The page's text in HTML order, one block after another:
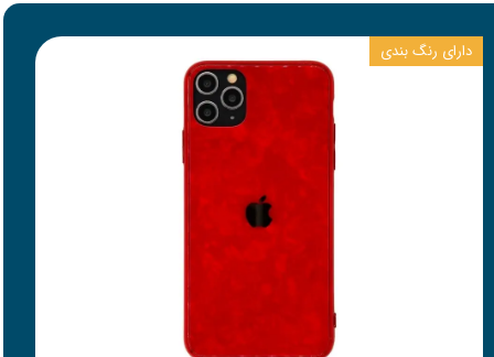
دارای رنگ بندی